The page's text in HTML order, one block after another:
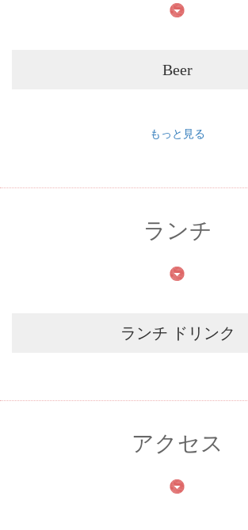
Beer
もっと見る
ランチ
ランチ ドリンク
アクセス
この店舗情報をシェアする